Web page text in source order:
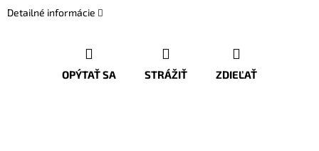
Detailné informácie
OPÝTAŤ SA STRÁŽIŤ ZDIEĽAŤ